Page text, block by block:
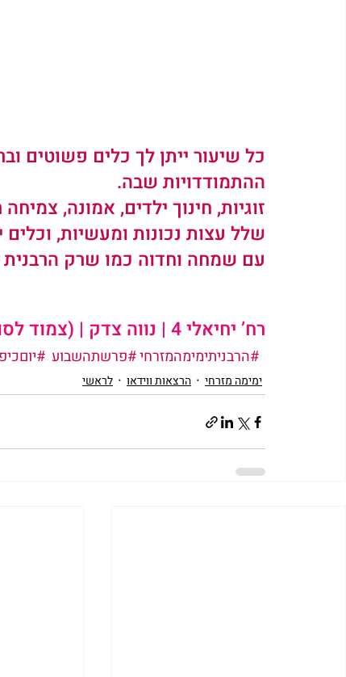
כל שיעור ייתן לך כלים פשוטים
ההתמודדויות שבה.
זוגיות, חינוך ילדים, אמונה,
שלל עצות נכונות ומעשיות,
עם שמחה וחדוה כמו שרק הרבנית
רח’ יחיאלי 4 | נווה צדק | (צמוד לסוזן דלל) ת”א
#הרבניתימימהמזרחי#פרשתהשבוע
ימימה מזרחי הרצאות ווידאו לראשי